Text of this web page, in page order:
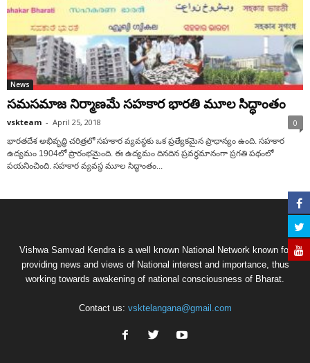
News
సమసమాజ నిర్మాణమే సహకార భారతి మూల సిద్ధాంతం
vskteam - April 25, 2018 0
భారతదేశ అభివృద్ధి చరిత్రలో సహకార వ్యవస్థకు ఒక ప్రత్యేకమైన ప్రాధాన్యం ఉంది. సహకార
ఉద్యమం 1904లో ప్రారంభమైంది. ఈ ఉద్యమం దినదిన ప్రవర్ధమానంగా ప్రగతి పథంలో
పయనించింది. సహకార వ్యవస్థ మూల సిద్ధాంతం...
Vishwa Samvad Kendra is a well known National Network known for
providing news and views of National interest and importance, thus
working towards awakening of national consciousness of Bharat.
Contact us: vsktelangana@gmail.com